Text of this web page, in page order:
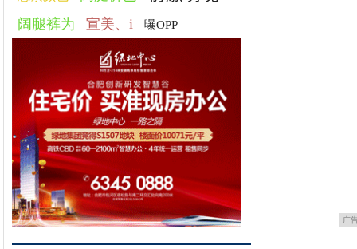
阔腿裤为 宣美、i 曝OPP
广